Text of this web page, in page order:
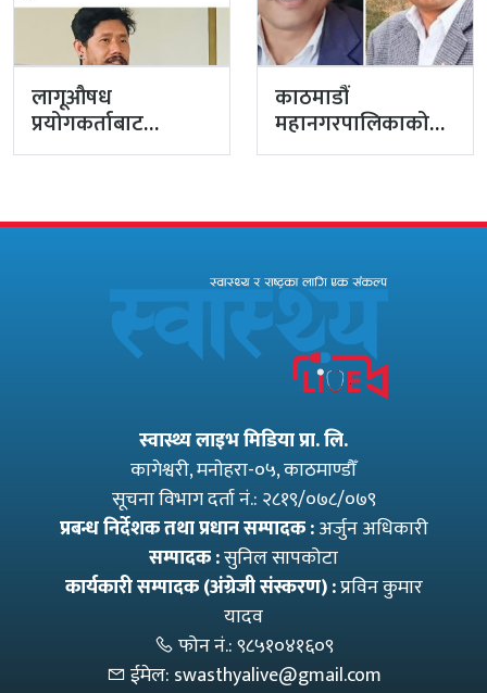
लागूऔषध
प्रयोगकर्ताबाट
सीसीएम उपाध्यक्ष
अध्यक्ष…
काठमाडौं
महानगरपालिकाको
प्रमुख प्रशासकीय
अख्तियारबाट ‘आउट’
स्वास्थ्य लाइभ मिडिया प्रा. लि.
कागेश्वरी, मनाेहरा-०५, काठमाण्डौँ
सूचना विभाग दर्ता नं.: २८१९/०७८/०७९
प्रबन्ध निर्देशक तथा प्रधान सम्पादक :अर्जुन अधिकारी
सम्पादक :सुनिल सापकोटा
कार्यकारी सम्पादक (अंग्रेजी संस्करण) :प्रविन कुमार
यादव
फोन नं.:९८५१०४१६०९
ईमेल: swasthyalive@gmail.com